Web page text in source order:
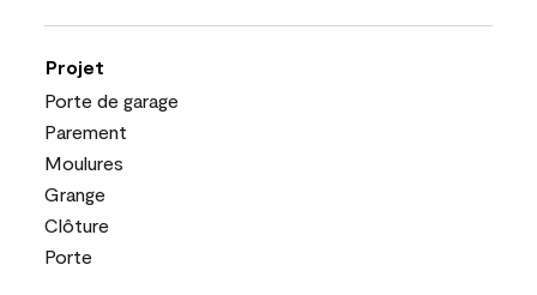
Projet
Porte de garage
Parement
Moulures
Grange
Clôture
Porte